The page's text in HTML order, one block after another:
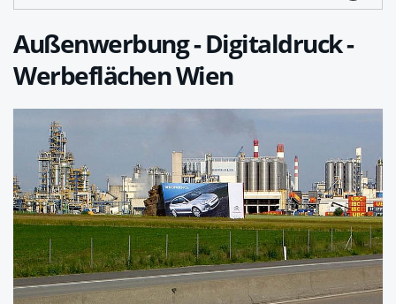
Außenwerbung - Digitaldruck -
Werbeflächen Wien